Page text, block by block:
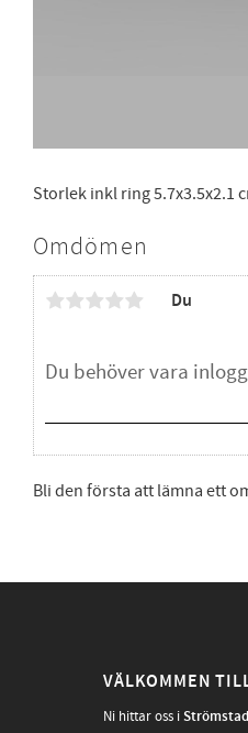
Storlek inkl ring 5.7x3.5x2.1
Omdömen
Du
Bli den första att lämna ett
VÄLKOMMEN
Ni hittar oss iStrömstad